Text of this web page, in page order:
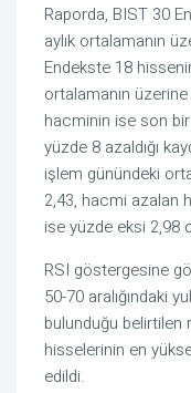
Raporda, BIST 30
aylık ortalamanın
Endekste 18
ortalamanın
hacminin ise son
yüzde 8 azaldığı
işlem günündeki
2,43, hacmi azalan
ise yüzde eksi 2,98
RSI göstergesine
50-70 aralığındaki
bulunduğu belirtilen
hisselerinin en
edildi.